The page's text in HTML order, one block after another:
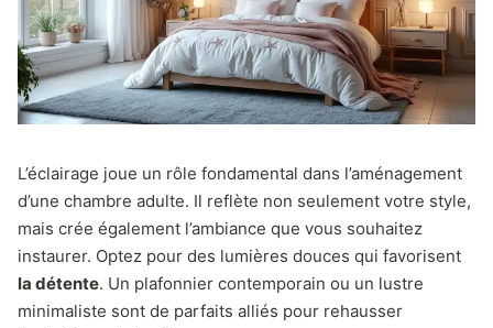
L’éclairage joue un rôle fondamental dans l’aménagement
d’une chambre adulte. Il reflète non seulement votre style,
mais crée également l’ambiance que vous souhaitez
instaurer. Optez pour des lumières douces qui favorisent
la détente. Un plafonnier contemporain ou un lustre
minimaliste sont de parfaits alliés pour rehausser